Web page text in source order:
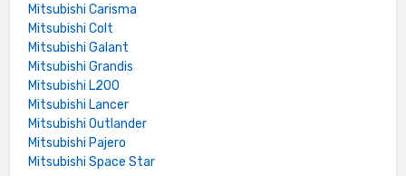
Mitsubishi Carisma
Mitsubishi Colt
Mitsubishi Galant
Mitsubishi Grandis
Mitsubishi L200
Mitsubishi Lancer
Mitsubishi Outlander
Mitsubishi Pajero
Mitsubishi Space Star